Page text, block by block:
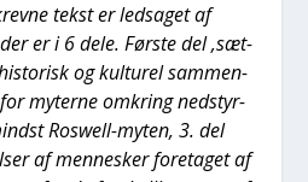
tekst er ledsa­get af
er i 6 dele. Før­ste del ‚sæt­
og kul­tu­rel sam­men­
myter­ne omkring nedstyr­
Roswell-myten, 3. del
af men­ne­sker fore­ta­get af